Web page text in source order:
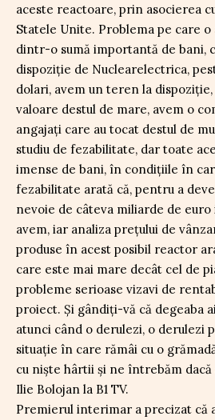
aceste reactoare, prin asocierea
Statele Unite. Problema pe care o
dintr-o sumă importantă de bani,
dispoziție de Nuclearelectrica,
dolari, avem un teren la
valoare destul de mare, avem o
angajați care au tocat destul de
studiu de fezabilitate, dar toate
imense de bani, în condițiile în
fezabilitate arată că, pentru a
nevoie de câteva miliarde de
avem, iar analiza prețului de
produse în acest posibil reactor
care este mai mare decât cel de
probleme serioase vizavi de
proiect. Și gândiți-vă că degeaba
atunci când o derulezi, o derulezi
situație în care rămâi cu o
cu niște hârtii și ne întrebăm dacă
Ilie Bolojan la B1 TV.
Premierul interimar a precizat că